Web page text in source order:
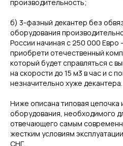
производительность;
б) 3-фазный декантер без
оборудования
России начиная с 250 000 Евро
приобрети отечественный
который будет справляться с
на скорости до 15 м3 в час и с
незначительно хуже декантера.
Ниже описана типовая цепочка
оборудования, необходимого
отвечающего самым
жестким условиям
СНГ.